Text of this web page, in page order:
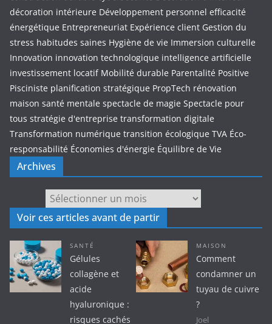
décoration intérieure Développement personnel efficacité
énergétique Entrepreneuriat Expérience client Gestion du
stress habitudes saines Hygiène de vie Immersion culturelle
Innovation innovation technologique intelligence artificielle
investissement locatif Mobilité durable Parentalité Positive
Pisciniste planification stratégique PropTech rénovation
maison santé mentale spectacle de magie Spectacle pour
tous stratégie d'entreprise transformation digitale
Transformation numérique transition écologique TVA Éco-
responsabilité Économies d'énergie Équilibre de Vie
Archives
Voir ces articles avant de partir
SANTÉ
Gélules
collagène et
acide
hyaluronique :
risques cachés
MAISON
Comment
condamner un
tuyau de cuivre
?
Joel